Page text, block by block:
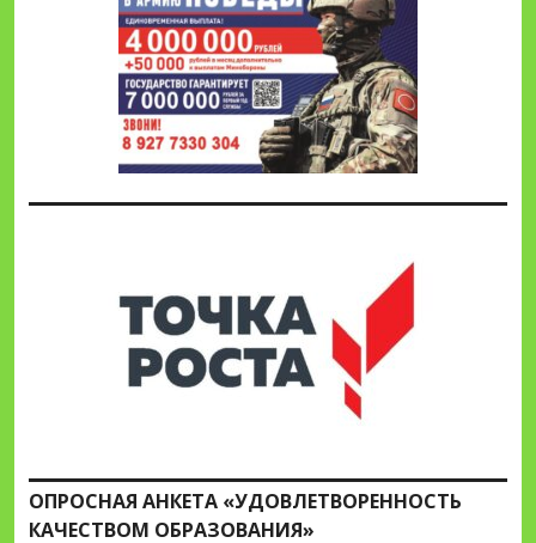
ОПРОСНАЯ АНКЕТА «УДОВЛЕТВОРЕННОСТЬ
КАЧЕСТВОМ ОБРАЗОВАНИЯ»